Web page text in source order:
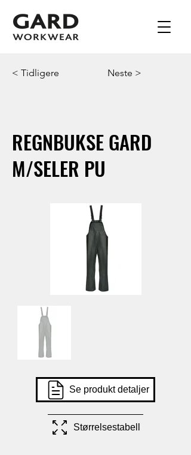
< Tidligere Neste >
REGNBUKSE GARD
M/SELER PU
Se produkt detaljer
Størrelsestabell